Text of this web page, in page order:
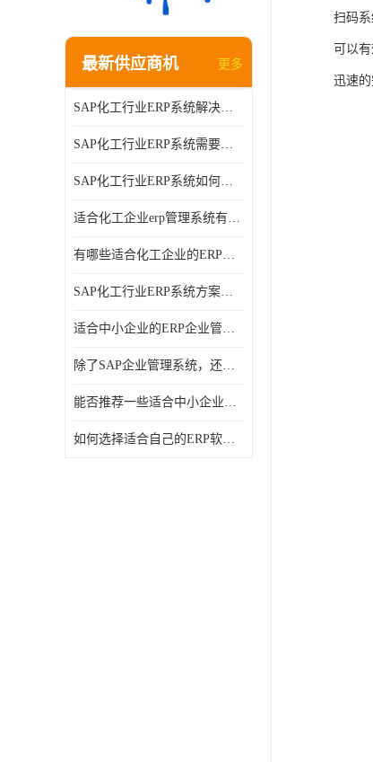
最新供应商机 更多
SAP化工行业ERP系统解决方案的细节和功能介绍？北京奥维奥
SAP化工行业ERP系统需要多少钱？北京奥维奥
SAP化工行业ERP系统如何帮助企业提率和降？北京奥维奥
适合化工企业erp管理系统有哪些？分别有哪些优势?
有哪些适合化工企业的ERP管理系统？分别需要多少钱？
SAP化工行业ERP系统方案介绍？SAP实施商，北京奥维奥
适合中小企业的ERP企业管理系统的价格大概是多少？北京奥维奥
除了SAP企业管理系统，还有哪些类似的企业管理软件可以推荐？
能否推荐一些适合中小企业的ERP企业管理软件？北京奥维奥
如何选择适合自己的ERP软件？北京奥维奥
扫码
可以
迅速的